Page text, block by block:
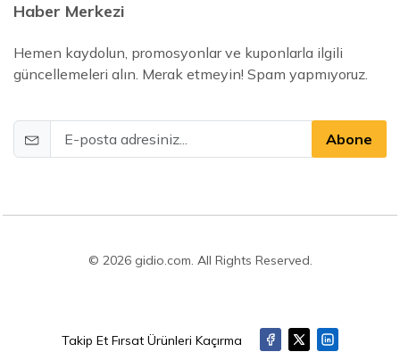
Haber Merkezi
Hemen kaydolun, promosyonlar ve kuponlarla ilgili
güncellemeleri alın. Merak etmeyin! Spam yapmıyoruz.
Abone
© 2026 gidio.com. All Rights Reserved.
Takip Et Fırsat Ürünleri Kaçırma